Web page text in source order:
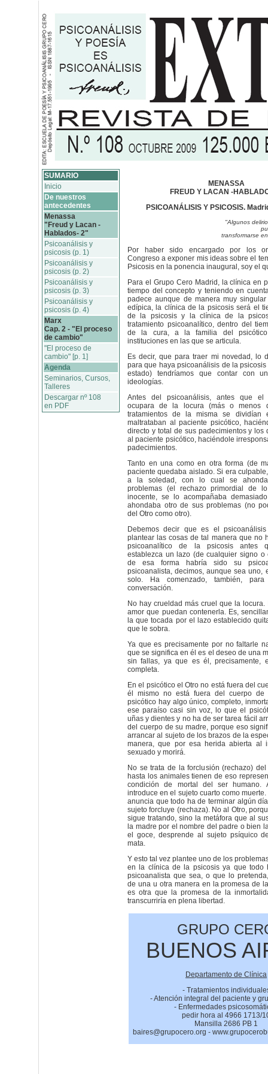
SUMARIO
Inicio
De nuestros
antecedentes
Menassa
"Freud y Lacan -
Hablados- 2"
Psicoanálisis y
psicosis (p. 1)
Psicoanálisis y
psicosis (p. 2)
Psicoanálisis y
psicosis (p. 3)
Psicoanálisis y
psicosis (p. 4)
Marx
Cap. 2 - "El proceso
de cambio"
"El proceso de
cambio" [p. 1]
Agenda
Seminarios, Cursos,
Talleres
Descargar nº 108
en PDF
MENASSA
FREUD Y LACAN -
PSICOANÁLISIS Y PSICOSIS.
"Algunos
transformarse
Por haber sido encargado por los
Congreso a exponer mis ideas sobre el
Psicosis en la ponencia inaugural, soy el
Para el Grupo Cero Madrid, la clínica en
tiempo del concepto y teniendo en
padece aunque de manera muy
edípica, la clínica de la psicosis será el
de la psicosis y la clínica de la
tratamiento psicoanalítico, dentro del
de la cura, a la familia del
instituciones en las que se articula.
Es decir, que para traer mi novedad, lo
para que haya psicoanálisis de la
estado) tendríamos que contar con
ideologías.
Antes del psicoanálisis, antes que el
ocupara de la locura (más o menos
tratamientos de la misma se dividían
maltrataban al paciente psicótico,
directo y total de sus padecimientos y los
al paciente psicótico, haciéndole
padecimientos.
Tanto en una como en otra forma (de
paciente quedaba aislado. Si era
a la soledad, con lo cual se
problemas (el rechazo primordial de
inocente, se lo acompañaba
ahondaba otro de sus problemas (no
del Otro como otro).
Debemos decir que es el
plantear las cosas de tal manera que no
psicoanalítico de la psicosis antes
establezca un lazo (de cualquier signo
de esa forma habría sido su
psicoanalista, decimos, aunque sea uno,
solo. Ha comenzado, también,
conversación.
No hay crueldad más cruel que la
amor que puedan contenerla. Es,
la que tocada por el lazo establecido
que le sobra.
Ya que es precisamente por no faltarle
que se significa en él es el deseo de una
sin fallas, ya que es él, precisamente,
completa.
En el psicótico el Otro no está fuera del
él mismo no está fuera del cuerpo
psicótico hay algo único, completo,
ese paraíso casi sin voz, lo que el
uñas y dientes y no ha de ser tarea fácil
del cuerpo de su madre, porque eso
arrancar al sujeto de los brazos de la
manera, que por esa herida abierta al
sexuado y morirá.
No se trata de la forclusión (rechazo)
hasta los animales tienen de eso
condición de mortal del ser humano.
introduce en el sujeto cuarto como
anuncia que todo ha de terminar algún
sujeto forcluye (rechaza). No al Otro,
sigue tratando, sino la metáfora que al
la madre por el nombre del padre o bien
el goce, desprende al sujeto psíquico
mata.
Y esto tal vez plantee uno de los
en la clínica de la psicosis ya que todo
psicoanalista que sea, o que lo
de una u otra manera en la promesa de
es otra que la promesa de la
transcurriría en plena libertad.
GRUPO
BUENOS
Departamento de Clínica
- Tratamientos
- Atención integral del paciente y
- Enfermedades
pedir hora al 4966 1713/
Mansilla 2686 PB 1
baires@grupocero.org -